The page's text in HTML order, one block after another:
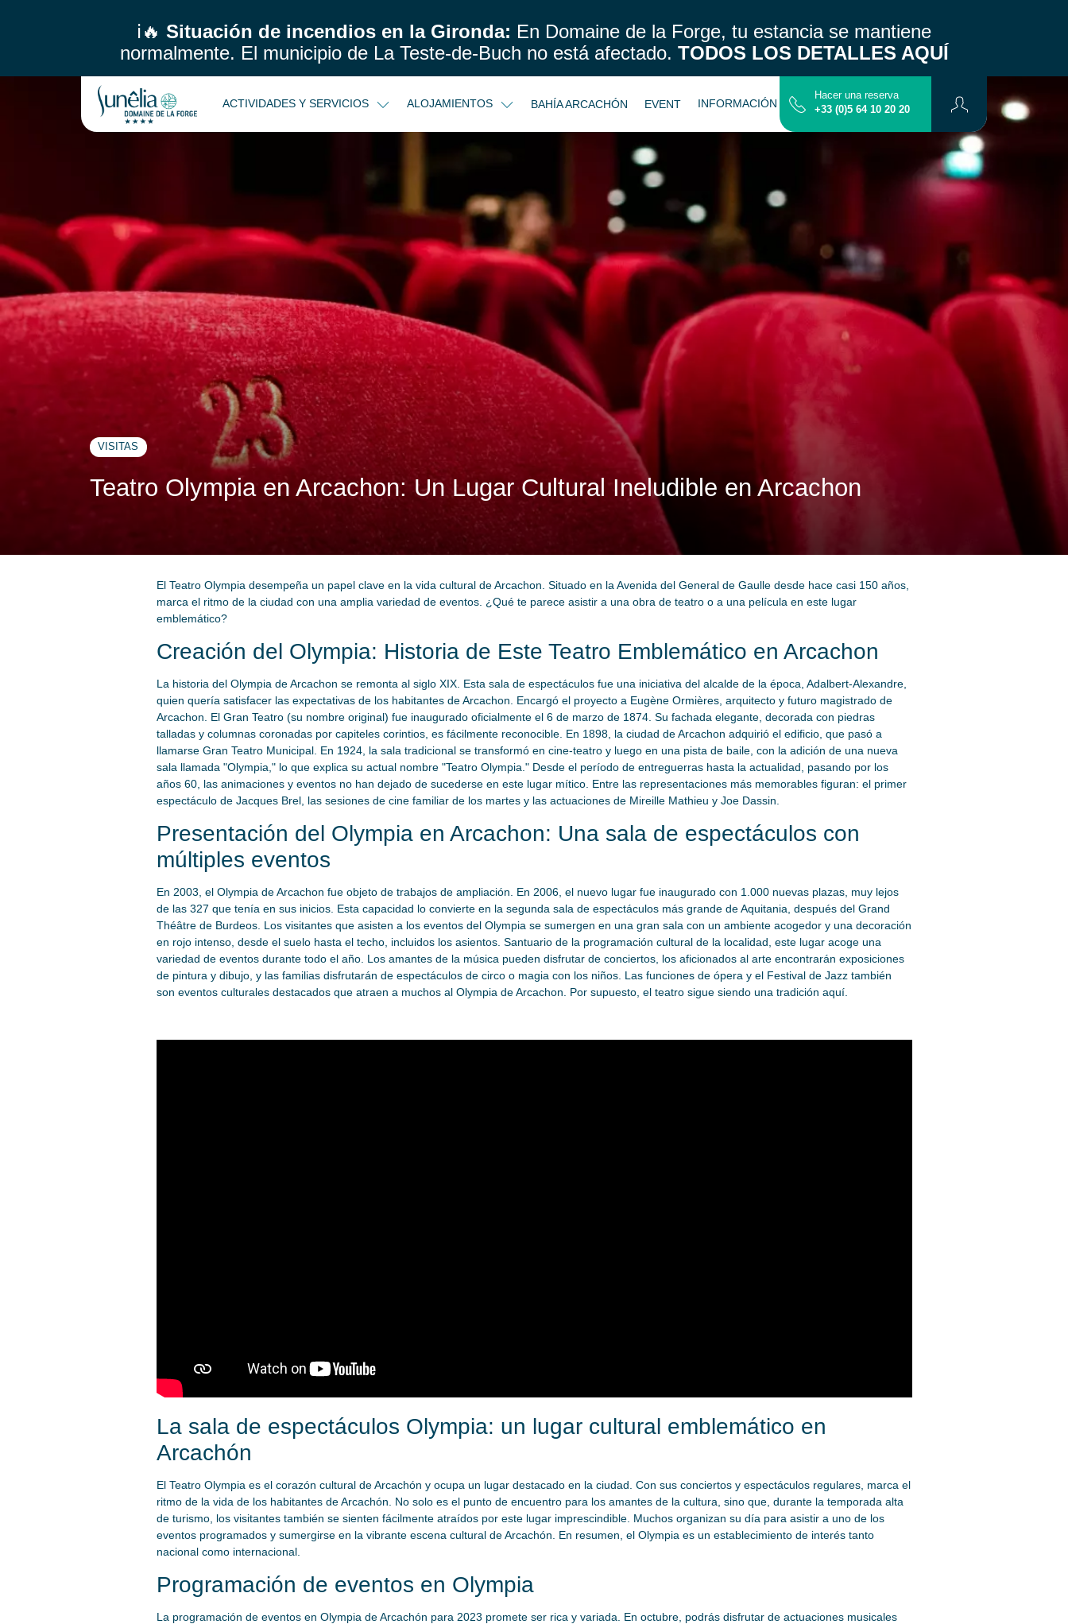
ℹ️🔥 Situación de incendios en la Gironda: En Domaine de la Forge, tu estancia se mantiene
normalmente. El municipio de La Teste-de-Buch no está afectado. TODOS LOS DETALLES AQUÍ
ACTIVIDADES Y SERVICIOS ALOJAMIENTOS BAHÍA ARCACHÓN EVENT INFORMACIÓN PRÁCTICA CONTACTO
Hacer una reserva
+33 (0)5 64 10 20 20
VISITAS
Teatro Olympia en Arcachon: Un Lugar Cultural Ineludible en Arcachon
El Teatro Olympia desempeña un papel clave en la vida cultural de Arcachon. Situado en la Avenida del General de Gaulle desde hace casi 150 años,
marca el ritmo de la ciudad con una amplia variedad de eventos. ¿Qué te parece asistir a una obra de teatro o a una película en este lugar
emblemático?
Creación del Olympia: Historia de Este Teatro Emblemático en Arcachon
La historia del Olympia de Arcachon se remonta al siglo XIX. Esta sala de espectáculos fue una iniciativa del alcalde de la época, Adalbert-Alexandre,
quien quería satisfacer las expectativas de los habitantes de Arcachon. Encargó el proyecto a Eugène Ormières, arquitecto y futuro magistrado de
Arcachon. El Gran Teatro (su nombre original) fue inaugurado oficialmente el 6 de marzo de 1874. Su fachada elegante, decorada con piedras
talladas y columnas coronadas por capiteles corintios, es fácilmente reconocible. En 1898, la ciudad de Arcachon adquirió el edificio, que pasó a
llamarse Gran Teatro Municipal. En 1924, la sala tradicional se transformó en cine-teatro y luego en una pista de baile, con la adición de una nueva
sala llamada "Olympia," lo que explica su actual nombre "Teatro Olympia." Desde el período de entreguerras hasta la actualidad, pasando por los
años 60, las animaciones y eventos no han dejado de sucederse en este lugar mítico. Entre las representaciones más memorables figuran: el primer
espectáculo de Jacques Brel, las sesiones de cine familiar de los martes y las actuaciones de Mireille Mathieu y Joe Dassin.
Presentación del Olympia en Arcachon: Una sala de espectáculos con
múltiples eventos
En 2003, el Olympia de Arcachon fue objeto de trabajos de ampliación. En 2006, el nuevo lugar fue inaugurado con 1.000 nuevas plazas, muy lejos
de las 327 que tenía en sus inicios. Esta capacidad lo convierte en la segunda sala de espectáculos más grande de Aquitania, después del Grand
Théâtre de Burdeos. Los visitantes que asisten a los eventos del Olympia se sumergen en una gran sala con un ambiente acogedor y una decoración
en rojo intenso, desde el suelo hasta el techo, incluidos los asientos. Santuario de la programación cultural de la localidad, este lugar acoge una
variedad de eventos durante todo el año. Los amantes de la música pueden disfrutar de conciertos, los aficionados al arte encontrarán exposiciones
de pintura y dibujo, y las familias disfrutarán de espectáculos de circo o magia con los niños. Las funciones de ópera y el Festival de Jazz también
son eventos culturales destacados que atraen a muchos al Olympia de Arcachon. Por supuesto, el teatro sigue siendo una tradición aquí.
La sala de espectáculos Olympia: un lugar cultural emblemático en
Arcachón
El Teatro Olympia es el corazón cultural de Arcachón y ocupa un lugar destacado en la ciudad. Con sus conciertos y espectáculos regulares, marca el
ritmo de la vida de los habitantes de Arcachón. No solo es el punto de encuentro para los amantes de la cultura, sino que, durante la temporada alta
de turismo, los visitantes también se sienten fácilmente atraídos por este lugar imprescindible. Muchos organizan su día para asistir a uno de los
eventos programados y sumergirse en la vibrante escena cultural de Arcachón. En resumen, el Olympia es un establecimiento de interés tanto
nacional como internacional.
Programación de eventos en Olympia
La programación de eventos en Olympia de Arcachón para 2023 promete ser rica y variada. En octubre, podrás disfrutar de actuaciones musicales